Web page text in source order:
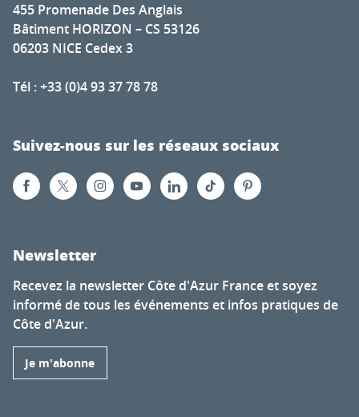
455 Promenade Des Anglais
Bâtiment HORIZON – CS 53126
06203 NICE Cedex 3
Tél : +33 (0)4 93 37 78 78
Suivez-nous sur les réseaux sociaux
Newsletter
Recevez la newsletter Côte d'Azur France et soyez
informé de tous les événements et infos pratiques de
Côte d'Azur.
Je m'abonne